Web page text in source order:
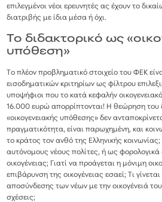
επιλεγμένοι νέοι ερευνητές ας έχουν το
διατριβής με ίδια μέσα ή όχι.
Το διδακτορικό ως
υπόθεση»
Το πλέον προβληματικό στοιχείο του ΦΕΚ
εισοδηματικών κριτηρίων ως φίλτρου
υποψήφιοι που το κατά κεφαλήν
16.000 ευρώ απορρίπτονται! Η θεώρηση του
«οικογενειακής υπόθεσης» δεν
πραγματικότητα, είναι παρωχημένη, και
το κράτος τον ανθό της Ελληνικής
αυτόνομους νέους πολίτες, ή ως
οικογένειας; Γιατί να προάγεται η μόνιμη
επιβάρυνση της οικογένειας εσαεί; Τι
αποσύνδεσης των νέων με την οικογένειά
σχέσεις;